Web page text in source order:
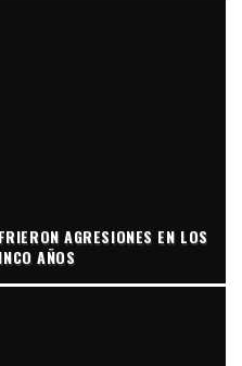
AGRESIONES EN LOS
AÑOS